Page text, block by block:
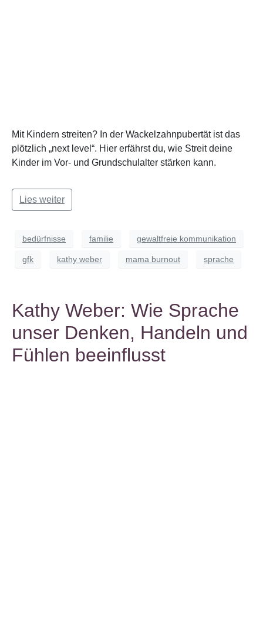
Mit Kindern streiten? In der Wackelzahnpubertät ist das
plötzlich „next level“. Hier erfährst du, wie Streit deine
Kinder im Vor- und Grundschulalter stärken kann.
Lies weiter
bedürfnisse familie gewaltfreie kommunikation
gfk kathy weber mama burnout sprache
Kathy Weber: Wie Sprache
unser Denken, Handeln und
Fühlen beeinflusst